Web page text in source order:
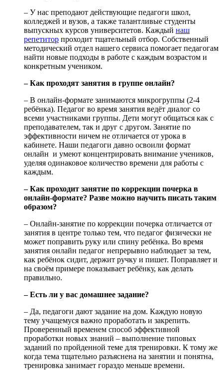
– У нас преподают действующие педагоги школ,
колледжей и вузов, а также талантливые студенты
выпускных курсов университетов. Каждый наш
репетитор проходит тщательный отбор. Собственный
методический отдел нашего сервиса помогает педагогам
найти новые подходы в работе с каждым возрастом и
конкретным учеником.
– Как проходят занятия в группе онлайн?
– В онлайн-формате занимаются микрогруппы (2-4
ребёнка). Педагог во время занятия ведёт диалог со
всеми участниками группы. Дети могут общаться как с
преподавателем, так и друг с другом. Занятие по
эффективности ничем не отличается от урока в
кабинете. Наши педагоги давно освоили формат
онлайн и умеют концентрировать внимание учеников,
уделяя одинаковое количество времени для работы с
каждым.
– Как проходит занятие по коррекции почерка в
онлайн-формате? Разве можно научить писать таким
образом?
– Онлайн-занятие по коррекции почерка отличается от
занятия в центре только тем, что педагог физически не
может поправить руку или спину ребёнка. Во время
занятия онлайн педагог непрерывно наблюдает за тем,
как ребёнок сидит, держит ручку и пишет. Поправляет и
на своём примере показывает ребёнку, как делать
правильно.
– Есть ли у вас домашнее задание?
– Да, педагоги дают задание на дом. Каждую новую
тему учащемуся важно проработать и закрепить.
Проверенный временем способ эффективной
проработки новых знаний – выполнение типовых
заданий по пройденной теме для тренировки. К тому же
когда тема тщательно разъяснена на занятии и понятна,
тренировка занимает гораздо меньше времени.